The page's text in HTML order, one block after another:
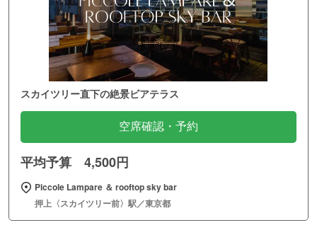
スカイツリー直下の絶景ビアテラス
空席確認・予約
平均予算 4,500円
Piccole Lampare ＆ rooftop sky bar
押上〈スカイツリー前〉駅／東京都